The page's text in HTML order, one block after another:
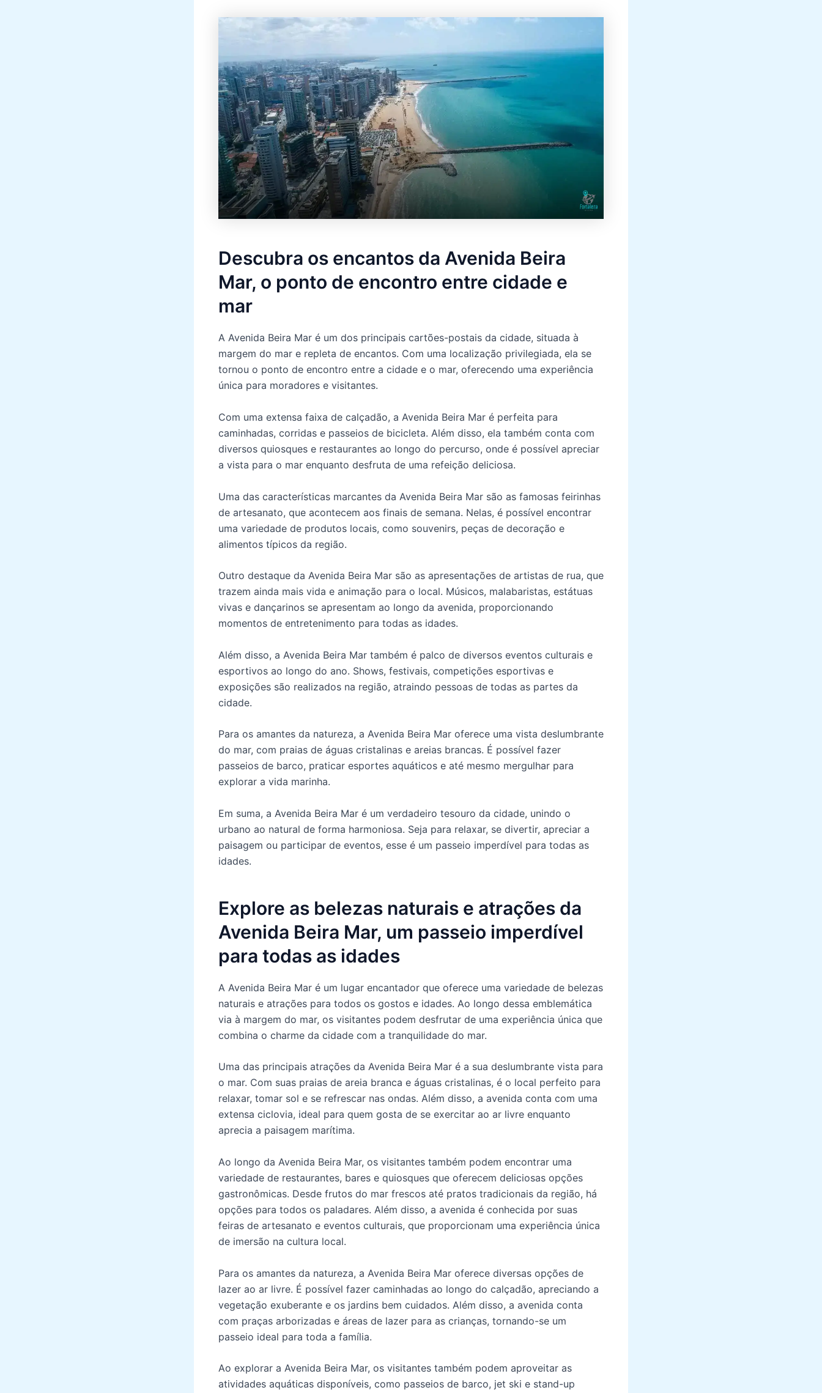
Descubra os encantos da Avenida Beira
Mar, o ponto de encontro entre cidade e
mar
A Avenida Beira Mar é um dos principais cartões-postais da cidade, situada à
margem do mar e repleta de encantos. Com uma localização privilegiada, ela se
tornou o ponto de encontro entre a cidade e o mar, oferecendo uma experiência
única para moradores e visitantes.
Com uma extensa faixa de calçadão, a Avenida Beira Mar é perfeita para
caminhadas, corridas e passeios de bicicleta. Além disso, ela também conta com
diversos quiosques e restaurantes ao longo do percurso, onde é possível apreciar
a vista para o mar enquanto desfruta de uma refeição deliciosa.
Uma das características marcantes da Avenida Beira Mar são as famosas feirinhas
de artesanato, que acontecem aos finais de semana. Nelas, é possível encontrar
uma variedade de produtos locais, como souvenirs, peças de decoração e
alimentos típicos da região.
Outro destaque da Avenida Beira Mar são as apresentações de artistas de rua, que
trazem ainda mais vida e animação para o local. Músicos, malabaristas, estátuas
vivas e dançarinos se apresentam ao longo da avenida, proporcionando
momentos de entretenimento para todas as idades.
Além disso, a Avenida Beira Mar também é palco de diversos eventos culturais e
esportivos ao longo do ano. Shows, festivais, competições esportivas e
exposições são realizados na região, atraindo pessoas de todas as partes da
cidade.
Para os amantes da natureza, a Avenida Beira Mar oferece uma vista deslumbrante
do mar, com praias de águas cristalinas e areias brancas. É possível fazer
passeios de barco, praticar esportes aquáticos e até mesmo mergulhar para
explorar a vida marinha.
Em suma, a Avenida Beira Mar é um verdadeiro tesouro da cidade, unindo o
urbano ao natural de forma harmoniosa. Seja para relaxar, se divertir, apreciar a
paisagem ou participar de eventos, esse é um passeio imperdível para todas as
idades.
Explore as belezas naturais e atrações da
Avenida Beira Mar, um passeio imperdível
para todas as idades
A Avenida Beira Mar é um lugar encantador que oferece uma variedade de belezas
naturais e atrações para todos os gostos e idades. Ao longo dessa emblemática
via à margem do mar, os visitantes podem desfrutar de uma experiência única que
combina o charme da cidade com a tranquilidade do mar.
Uma das principais atrações da Avenida Beira Mar é a sua deslumbrante vista para
o mar. Com suas praias de areia branca e águas cristalinas, é o local perfeito para
relaxar, tomar sol e se refrescar nas ondas. Além disso, a avenida conta com uma
extensa ciclovia, ideal para quem gosta de se exercitar ao ar livre enquanto
aprecia a paisagem marítima.
Ao longo da Avenida Beira Mar, os visitantes também podem encontrar uma
variedade de restaurantes, bares e quiosques que oferecem deliciosas opções
gastronômicas. Desde frutos do mar frescos até pratos tradicionais da região, há
opções para todos os paladares. Além disso, a avenida é conhecida por suas
feiras de artesanato e eventos culturais, que proporcionam uma experiência única
de imersão na cultura local.
Para os amantes da natureza, a Avenida Beira Mar oferece diversas opções de
lazer ao ar livre. É possível fazer caminhadas ao longo do calçadão, apreciando a
vegetação exuberante e os jardins bem cuidados. Além disso, a avenida conta
com praças arborizadas e áreas de lazer para as crianças, tornando-se um
passeio ideal para toda a família.
Ao explorar a Avenida Beira Mar, os visitantes também podem aproveitar as
atividades aquáticas disponíveis, como passeios de barco, jet ski e stand-up